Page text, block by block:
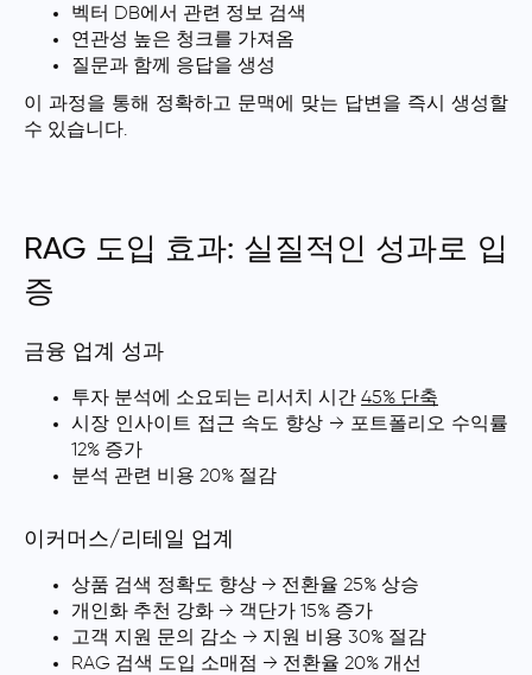
벡터 DB에서 관련 정보 검색
연관성 높은 청크를 가져옴
질문과 함께 응답을 생성
이 과정을 통해 정확하고 문맥에 맞는 답변을 즉시 생성할
수 있습니다.
RAG 도입 효과: 실질적인 성과로 입
증
금융 업계 성과
투자 분석에 소요되는 리서치 시간 45% 단축
시장 인사이트 접근 속도 향상 → 포트폴리오 수익률
12% 증가
분석 관련 비용 20% 절감
이커머스/리테일 업계
상품 검색 정확도 향상 → 전환율 25% 상승
개인화 추천 강화 → 객단가 15% 증가
고객 지원 문의 감소 → 지원 비용 30% 절감
RAG 검색 도입 소매점 → 전환율 20% 개선